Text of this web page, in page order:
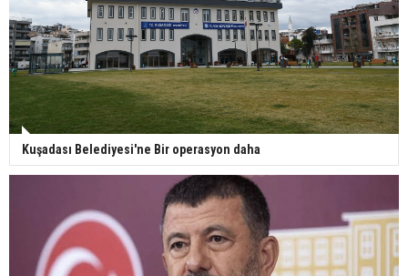
Kuşadası Belediyesi'ne Bir operasyon daha